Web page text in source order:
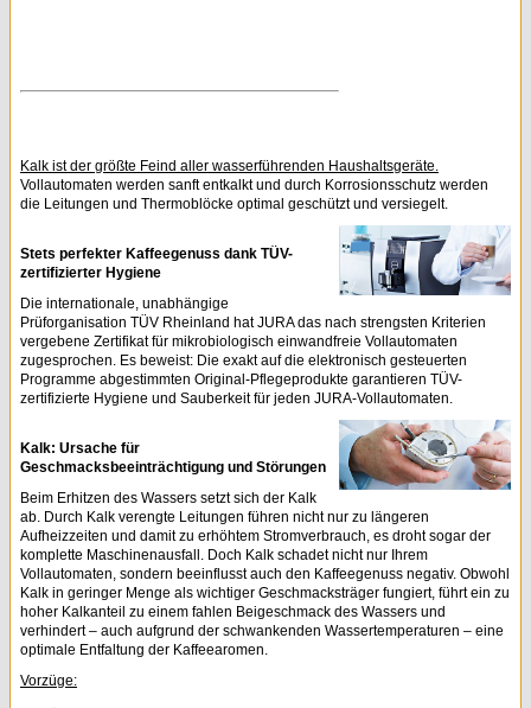
Kalk ist der größte Feind aller wasserführenden Haushaltsgeräte.
Vollautomaten werden sanft entkalkt und durch Korrosionsschutz werden
die Leitungen und Thermoblöcke optimal geschützt und versiegelt.
Stets perfekter Kaffeegenuss dank TÜV-
zertifizierter Hygiene
Die internationale, unabhängige
Prüforganisation TÜV Rheinland hat JURA das nach strengsten Kriterien
vergebene Zertifikat für mikrobiologisch einwandfreie Vollautomaten
zugesprochen. Es beweist: Die exakt auf die elektronisch gesteuerten
Programme abgestimmten Original-Pflegeprodukte garantieren TÜV-
zertifizierte Hygiene und Sauberkeit für jeden JURA-Vollautomaten.
Kalk: Ursache für
Geschmacksbeeinträchtigung und Störungen
Beim Erhitzen des Wassers setzt sich der Kalk
ab. Durch Kalk verengte Leitungen führen nicht nur zu längeren
Aufheizzeiten und damit zu erhöhtem Stromverbrauch, es droht sogar der
komplette Maschinenausfall. Doch Kalk schadet nicht nur Ihrem
Vollautomaten, sondern beeinflusst auch den Kaffeegenuss negativ. Obwohl
Kalk in geringer Menge als wichtiger Geschmacksträger fungiert, führt ein zu
hoher Kalkanteil zu einem fahlen Beigeschmack des Wassers und
verhindert – auch aufgrund der schwankenden Wassertemperaturen – eine
optimale Entfaltung der Kaffeearomen.
Vorzüge: